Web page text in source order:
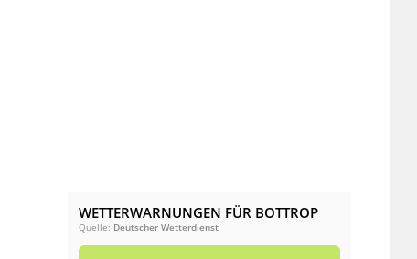
WETTERWARNUNGEN FÜR BOTTROP
Quelle: Deutscher Wetterdienst